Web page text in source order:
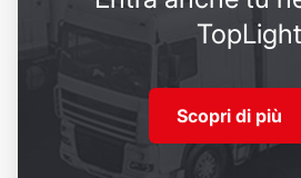
TopLight
Scopri di più